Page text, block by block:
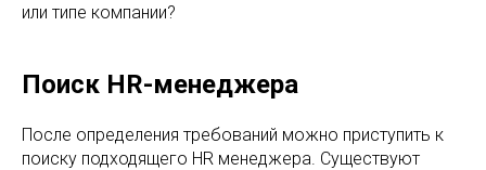
или типе компании?
Поиск HR-менеджера
После определения требований можно приступить к
поиску подходящего HR менеджера. Существуют